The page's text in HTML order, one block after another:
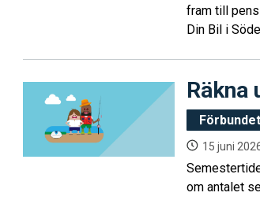
fram till
Din Bil i
arbetsliv.
Räkna
Förbundet
15 juni
om antalet